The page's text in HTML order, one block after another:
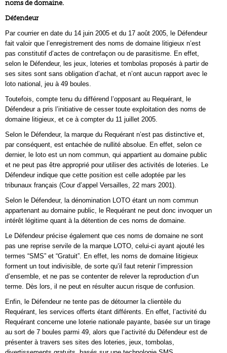
noms de domaine.
Défendeur
Par courrier en date du 14 juin 2005 et du 17 août 2005, le Défendeur
fait valoir que l’enregistrement des noms de domaine litigieux n’est
pas constitutif d’actes de contrefaçon ou de parasitisme. En effet,
selon le Défendeur, les jeux, loteries et tombolas proposés à partir de
ses sites sont sans obligation d’achat, et n’ont aucun rapport avec le
loto national, jeu à 49 boules.
Toutefois, compte tenu du différend l’opposant au Requérant, le
Défendeur a pris l’initiative de cesser toute exploitation des noms de
domaine litigieux, et ce à compter du 11 juillet 2005.
Selon le Défendeur, la marque du Requérant n’est pas distinctive et,
par conséquent, est entachée de nullité absolue. En effet, selon ce
dernier, le loto est un nom commun, qui appartient au domaine public
et ne peut pas être approprié pour utiliser des activités de loteries. Le
Défendeur indique que cette position est celle adoptée par les
tribunaux français (Cour d’appel Versailles, 22 mars 2001).
Selon le Défendeur, la dénomination LOTO étant un nom commun
appartenant au domaine public, le Requérant ne peut donc invoquer un
intérêt légitime quant à la détention de ces noms de domaine.
Le Défendeur précise également que ces noms de domaine ne sont
pas une reprise servile de la marque LOTO, celui-ci ayant ajouté les
termes “SMS” et “Gratuit”. En effet, les noms de domaine litigieux
forment un tout indivisible, de sorte qu’il faut retenir l’impression
d’ensemble, et ne pas se contenter de relever la reproduction d’un
terme. Dès lors, il ne peut en résulter aucun risque de confusion.
Enfin, le Défendeur ne tente pas de détourner la clientèle du
Requérant, les services offerts étant différents. En effet, l’activité du
Requérant concerne une loterie nationale payante, basée sur un tirage
au sort de 7 boules parmi 49, alors que l’activité du Défendeur est de
présenter à travers ses sites des loteries, jeux, tombolas,